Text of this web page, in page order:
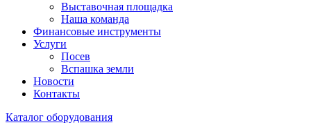
Выставочная площадка
Наша команда
Финансовые инструменты
Услуги
Посев
Вспашка земли
Новости
Контакты
Каталог оборудования